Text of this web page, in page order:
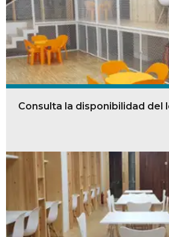
Consulta la disponibilidad del